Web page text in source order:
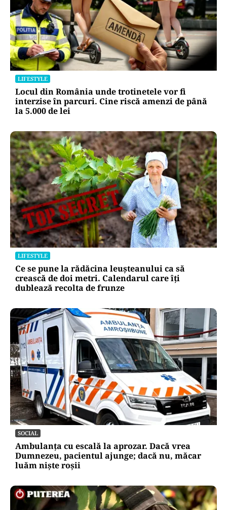
LIFESTYLE
Locul din România unde trotinetele vor fi
interzise în parcuri. Cine riscă amenzi de până
la 5.000 de lei
LIFESTYLE
Ce se pune la rădăcina leușteanului ca să
crească de doi metri. Calendarul care îți
dublează recolta de frunze
SOCIAL
Ambulanța cu escală la aprozar. Dacă vrea
Dumnezeu, pacientul ajunge; dacă nu, măcar
luăm niște roșii